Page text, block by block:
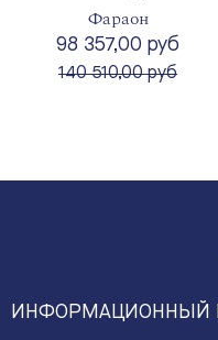
Фараон
98 357,00 руб
вместо
140 510,00 руб
ИНФОРМАЦИОННЫЙ